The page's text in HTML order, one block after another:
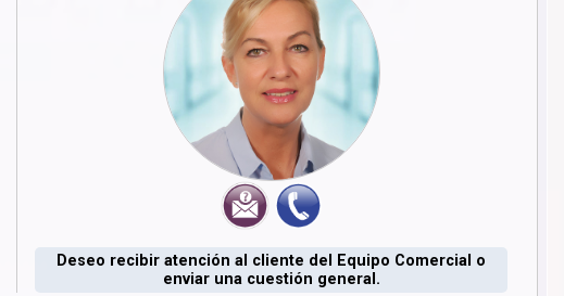
Deseo recibir atención al cliente del Equipo Comercial o
enviar una cuestión general.